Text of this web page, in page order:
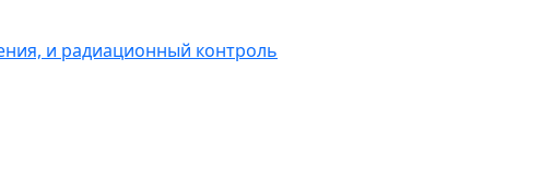
и радиационный контроль